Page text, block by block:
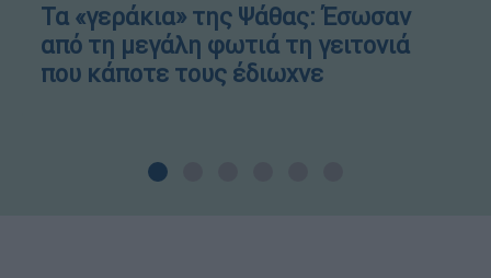
Τα «γεράκια» της Ψάθας: Έσωσαν
από τη μεγάλη φωτιά τη γειτονιά
που κάποτε τους έδιωχνε